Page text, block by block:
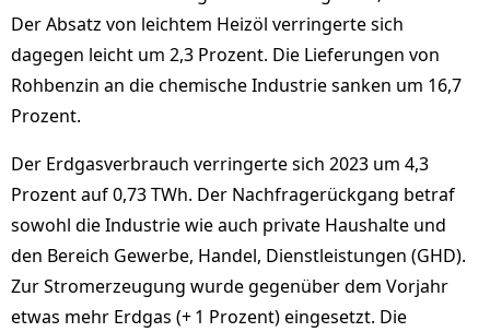
Der Absatz von leichtem Heizöl verringerte sich
dagegen leicht um 2,3 Prozent. Die Lieferungen von
Rohbenzin an die chemische Industrie sanken um 16,7
Prozent.
Der Erdgasverbrauch verringerte sich 2023 um 4,3
Prozent auf 0,73 TWh. Der Nachfragerückgang betraf
sowohl die Industrie wie auch private Haushalte und
den Bereich Gewerbe, Handel, Dienstleistungen (GHD).
Zur Stromerzeugung wurde gegenüber dem Vorjahr
etwas mehr Erdgas (+ 1 Prozent) eingesetzt. Die